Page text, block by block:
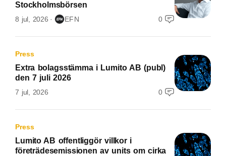
Stockholmsbörsen
8 jul, 2026 EFN 0
Press
Extra bolagsstämma i Lumito AB (publ)
den 7 juli 2026
7 jul, 2026 0
Press
Lumito AB offentliggör villkor i
företrädesemissionen av units om cirka